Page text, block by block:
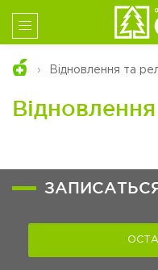
Відновлення та